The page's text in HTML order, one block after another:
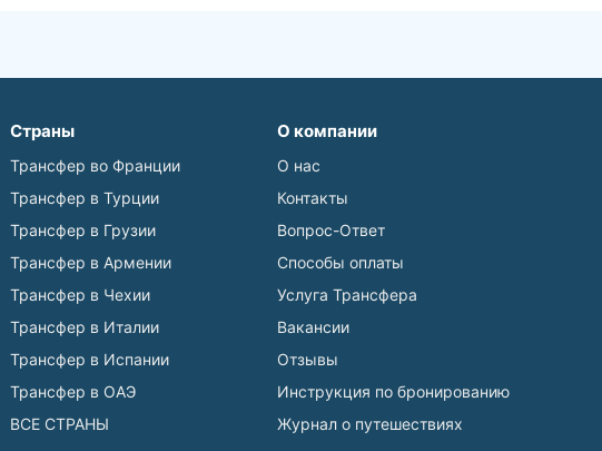
Страны
Трансфер во Франции
Трансфер в Турции
Трансфер в Грузии
Трансфер в Армении
Трансфер в Чехии
Трансфер в Италии
Трансфер в Испании
Трансфер в ОАЭ
ВСЕ СТРАНЫ
О компании
О нас
Контакты
Вопрос-Ответ
Способы оплаты
Услуга Трансфера
Вакансии
Отзывы
Инструкция по бронированию
Журнал о путешествиях